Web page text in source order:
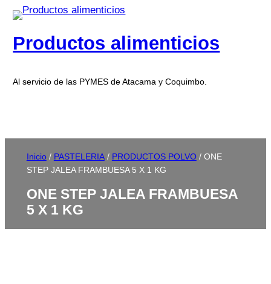
Productos alimenticios
Al servicio de las PYMES de Atacama y Coquimbo.
Inicio / PASTELERIA/ PRODUCTOS POLVO / ONE
STEP JALEA FRAMBUESA 5 X 1 KG
ONE STEP JALEA FRAMBUESA
5 X 1 KG